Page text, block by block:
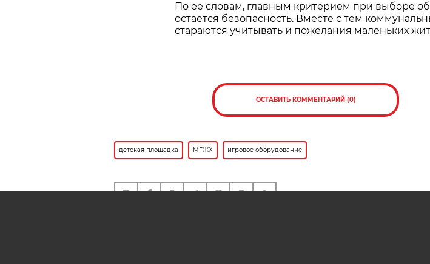
По ее словам, главным критерием при выборе
остается безопасность. Вместе с тем
стараются учитывать и пожелания маленьких
ОСТАВИТЬ КОММЕНТАРИЙ (0)
детская площадка МГЖХ игровое оборудование